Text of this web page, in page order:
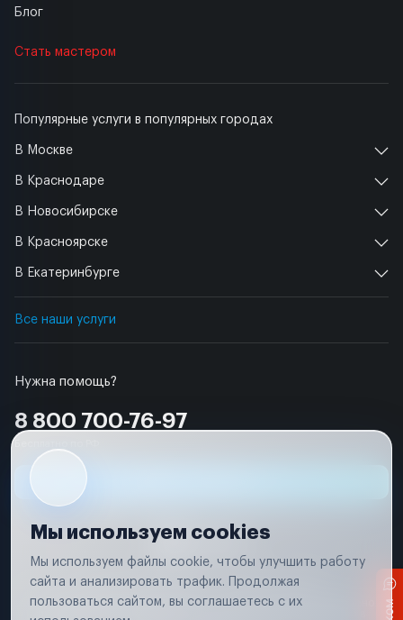
Нужна помощь?
8 800 700-76-97
Популярные услуги в популярных городах
В Москве
В Краснодаре
В Новосибирске
В Красноярске
В Екатеринбурге
Все наши услуги
Блог
Стать мастером
Условия использования
Удаление аккаунта
Вся информация, представленная на сайте, носит исключительно
Мы используем cookies
Мы используем файлы cookie, чтобы улучшить работу
сайта и анализировать трафик. Продолжая
пользоваться сайтом, вы соглашаетесь с их